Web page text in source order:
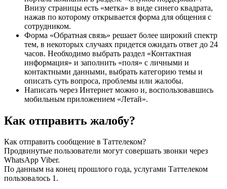
Внизу страницы есть «метка» в виде синего квадрата,
нажав по которому открывается форма для общения с
сотрудником.
Форма «Обратная связь» решает более широкий спектр
тем, в некоторых случаях придется ожидать ответ до 24
часов. Необходимо выбрать раздел «Контактная
информация» и заполнить «поля» с личными и
контактными данными, выбрать категорию темы и
описать суть вопроса, проблемы или жалобы.
Написать через Интернет можно и, воспользовавшись
мобильным приложением «Летай».
Как отправить жалобу?
Как отправить сообщение в Таттелеком?
Продвинутые пользователи могут совершать звонки через
WhatsApp Viber.
По данным на конец прошлого года, услугами Таттелеком
пользовалось 1.